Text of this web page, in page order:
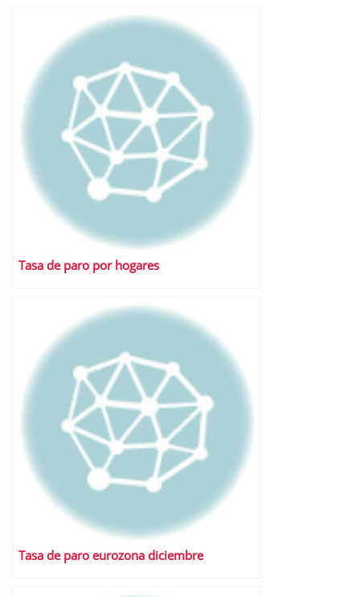
Tasa de paro por hogares
Tasa de paro eurozona diciembre